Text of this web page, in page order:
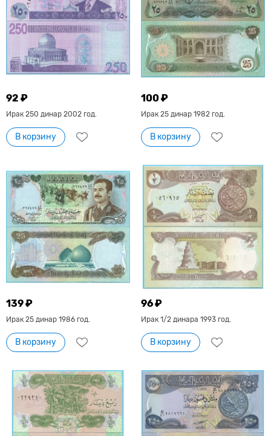
92 ₽
Ирак 250 динар 2002 год.
В корзину
100 ₽
Ирак 25 динар 1982 год.
В корзину
139 ₽
Ирак 25 динар 1986 год.
В корзину
96 ₽
Ирак 1/2 динара 1993 год.
В корзину